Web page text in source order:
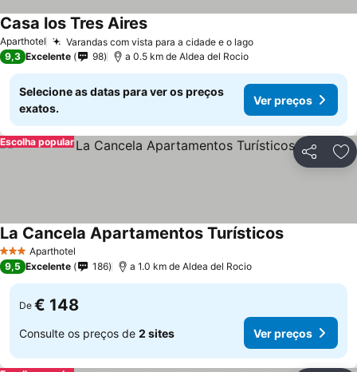
Aparthotel Varandas com vista para a cidade e o lago
Casa los Tres Aires
9,3 Excelente 98 a 0.5 km de Aldea del Rocio
Selecione as datas para ver os preços
exatos.
Ver preços
Partilhar
Escolha popular
3 EstrelasAparthotel
La Cancela Apartamentos Turísticos
9,5 Excelente 186 a 1.0 km de Aldea del Rocio
De € 148
Consulte os preços de 2 sites Ver preços